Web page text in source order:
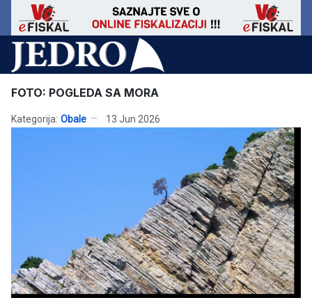
FOTO: POGLEDA SA MORA
Kategorija: Obale 13 Jun 2026